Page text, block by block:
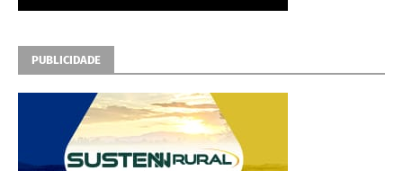
PUBLICIDADE